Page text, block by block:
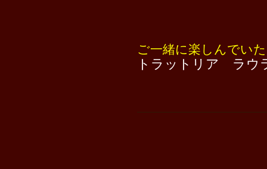
ご一緒に楽しんでい
トラットリア ラウ